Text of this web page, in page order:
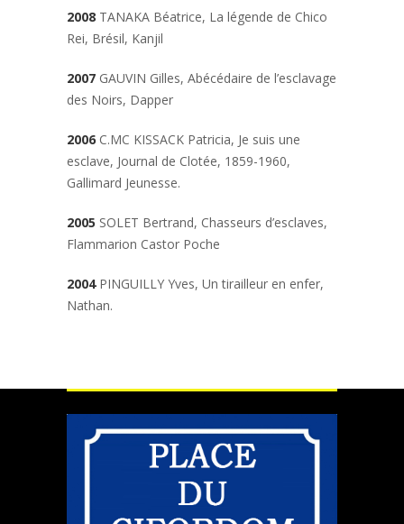
2008 TANAKA Béatrice, La légende de Chico
Rei, Brésil, Kanjil
2007 GAUVIN Gilles, Abécédaire de l’esclavage
des Noirs, Dapper
2006 C.MC KISSACK Patricia, Je suis une
esclave, Journal de Clotée, 1859-1960,
Gallimard Jeunesse.
2005 SOLET Bertrand, Chasseurs d’esclaves,
Flammarion Castor Poche
2004PINGUILLY Yves, Un tirailleur en enfer,
Nathan.